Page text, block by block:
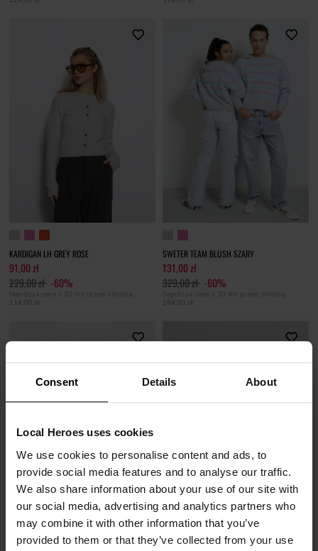
Consent Details About
Local Heroes uses cookies
We use cookies to personalise content and ads, to
provide social media features and to analyse our traffic.
We also share information about your use of our site with
our social media, advertising and analytics partners who
may combine it with other information that you’ve
provided to them or that they’ve collected from your use
KARDIGAN LH GREY ROSE
91,00 zł
229,00 zł -60%
Najniższa cena z 30 dni przed obniżką
114,00 zł
SWETER TEAM BLUSH SZARY
131,00 zł
329,00 zł -60%
Najniższa cena z 30 dni przed obniżką
164,00 zł
SWETER ANGEL
SOLD OUT
SOLD OUT
SWETER STAR